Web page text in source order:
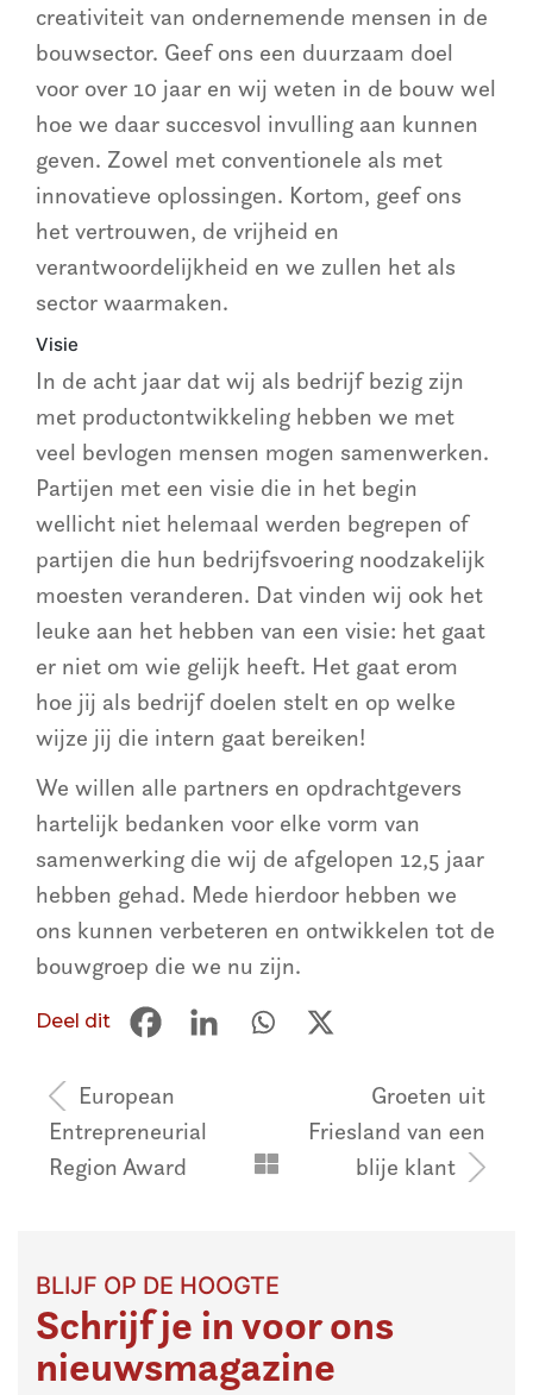
creativiteit van ondernemende mensen in de
bouwsector. Geef ons een duurzaam doel
voor over 10 jaar en wij weten in de bouw wel
hoe we daar succesvol invulling aan kunnen
geven. Zowel met conventionele als met
innovatieve oplossingen. Kortom, geef ons
het vertrouwen, de vrijheid en
verantwoordelijkheid en we zullen het als
sector waarmaken.
Visie
In de acht jaar dat wij als bedrijf bezig zijn
met productontwikkeling hebben we met
veel bevlogen mensen mogen samenwerken.
Partijen met een visie die in het begin
wellicht niet helemaal werden begrepen of
partijen die hun bedrijfsvoering noodzakelijk
moesten veranderen. Dat vinden wij ook het
leuke aan het hebben van een visie: het gaat
er niet om wie gelijk heeft. Het gaat erom
hoe jij als bedrijf doelen stelt en op welke
wijze jij die intern gaat bereiken!
We willen alle partners en opdrachtgevers
hartelijk bedanken voor elke vorm van
samenwerking die wij de afgelopen 12,5 jaar
hebben gehad. Mede hierdoor hebben we
ons kunnen verbeteren en ontwikkelen tot de
bouwgroep die we nu zijn.
Deel dit
Bericht
navigatie
European
Entrepreneurial
Region Award
Groeten uit
Friesland van een
blije klant
BLIJF OP DE HOOGTE
Schrijf je in voor ons
nieuwsmagazine